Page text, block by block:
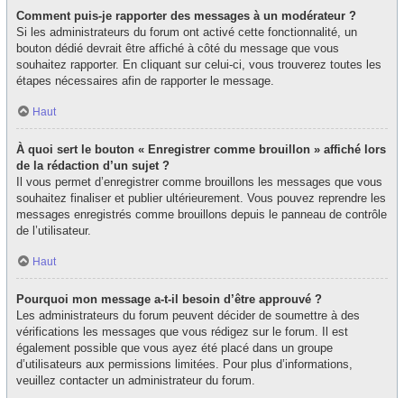
Comment puis-je rapporter des messages à un modérateur ?
Si les administrateurs du forum ont activé cette fonctionnalité, un
bouton dédié devrait être affiché à côté du message que vous
souhaitez rapporter. En cliquant sur celui-ci, vous trouverez toutes les
étapes nécessaires afin de rapporter le message.
Haut
À quoi sert le bouton « Enregistrer comme brouillon » affiché lors
de la rédaction d’un sujet ?
Il vous permet d’enregistrer comme brouillons les messages que vous
souhaitez finaliser et publier ultérieurement. Vous pouvez reprendre les
messages enregistrés comme brouillons depuis le panneau de contrôle
de l’utilisateur.
Haut
Pourquoi mon message a-t-il besoin d’être approuvé ?
Les administrateurs du forum peuvent décider de soumettre à des
vérifications les messages que vous rédigez sur le forum. Il est
également possible que vous ayez été placé dans un groupe
d’utilisateurs aux permissions limitées. Pour plus d’informations,
veuillez contacter un administrateur du forum.